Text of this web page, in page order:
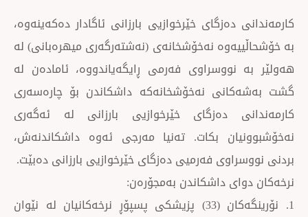
خێرخوازیی بارزانی ئاگادار دەكەینەوە،
نەخۆشخانەی (نەشتەرگەری میهرەبانی) لە
فەرمی ڕایگەیاندووە، ئامادەن لە
نەخۆشخانەكە داشكاندن بۆ چارەسەری
دەزگای خێرخوازیی بارزانی لە ئەگەری
بكات. تەنیا مەرجی ئەوە داشكاندنەش،
فەرمیی دەزگای خێرخوازیی بارزانی دەبێت.
داشكاندن بەمجۆرەن:
1. نۆرینگەكان (33) پزیشكی پسپۆڕ نرخەكانیان لە نێوان